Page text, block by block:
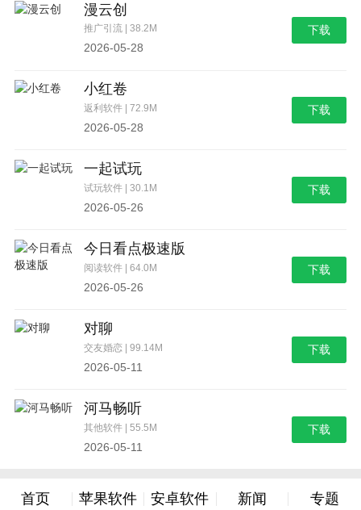
漫云创
推广引流 | 38.2M
2026-05-28
下载
小红卷
返利软件 | 72.9M
2026-05-28
下载
一起试玩
试玩软件 | 30.1M
2026-05-26
下载
今日看点极速版
阅读软件 | 64.0M
2026-05-26
下载
对聊
交友婚恋 | 99.14M
2026-05-11
下载
河马畅听
其他软件 | 55.5M
2026-05-11
下载
首页 苹果软件 安卓软件 新闻 专题